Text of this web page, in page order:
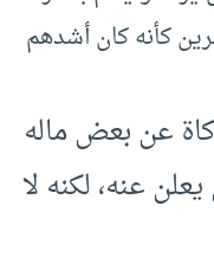
كأنه كان أشدهم
عن بعض ماله
عنه، لكنه لا